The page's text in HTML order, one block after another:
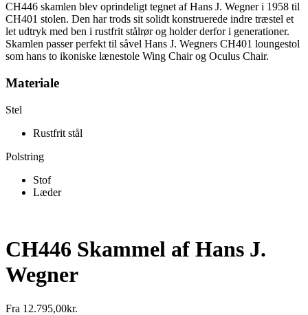
CH446 skamlen blev oprindeligt tegnet af Hans J. Wegner i 1958 til
CH401 stolen. Den har trods sit solidt konstruerede indre træstel et
let udtryk med ben i rustfrit stålrør og holder derfor i generationer.
Skamlen passer perfekt til såvel Hans J. Wegners CH401 loungestol
som hans to ikoniske lænestole Wing Chair og Oculus Chair.
Materiale
Stel
Rustfrit stål
Polstring
Stof
Læder
CH446 Skammel af Hans J.
Wegner
Fra 12.795,00kr.